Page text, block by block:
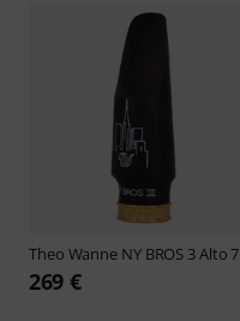
Theo Wanne NY BROS 3 Alto 7
269 €